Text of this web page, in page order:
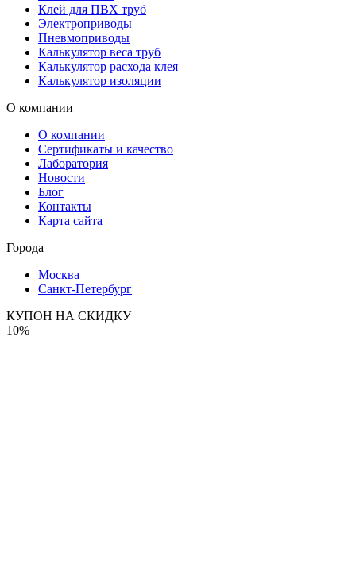
Клей для ПВХ труб
Электроприводы
Пневмоприводы
Калькулятор веса труб
Калькулятор расхода клея
Калькулятор изоляции
О компании
О компании
Сертификаты и качество
Лаборатория
Новости
Блог
Контакты
Карта сайта
Города
Москва
Санкт-Петербург
КУПОН НА СКИДКУ
10%